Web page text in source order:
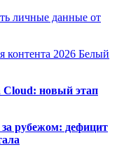
личные данные от
контента 2026 Белый
Cloud: новый этап
рубежом: дефицит